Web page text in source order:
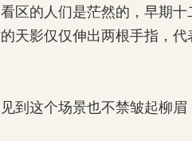
的人们是茫然的，早期十
天影仅仅伸出两根手指，
这个场景也不禁皱起柳